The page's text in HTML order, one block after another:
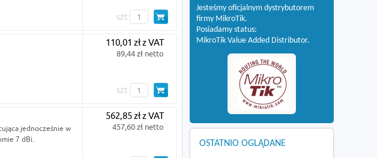
szt
110,01 zł z VAT
89,44 zł netto
szt
jednocześnie w
7 dBi.
562,85 zł z VAT
457,60 zł netto
Jesteśmy oficjalnym dystrybutorem
firmy MikroTik.
Posiadamy status:
MikroTik Value Added Distributor.
OSTATNIO OGLĄDANE